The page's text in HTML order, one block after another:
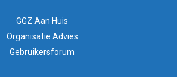
GGZ Aan Huis
Organisatie Advies
Gebruikersforum